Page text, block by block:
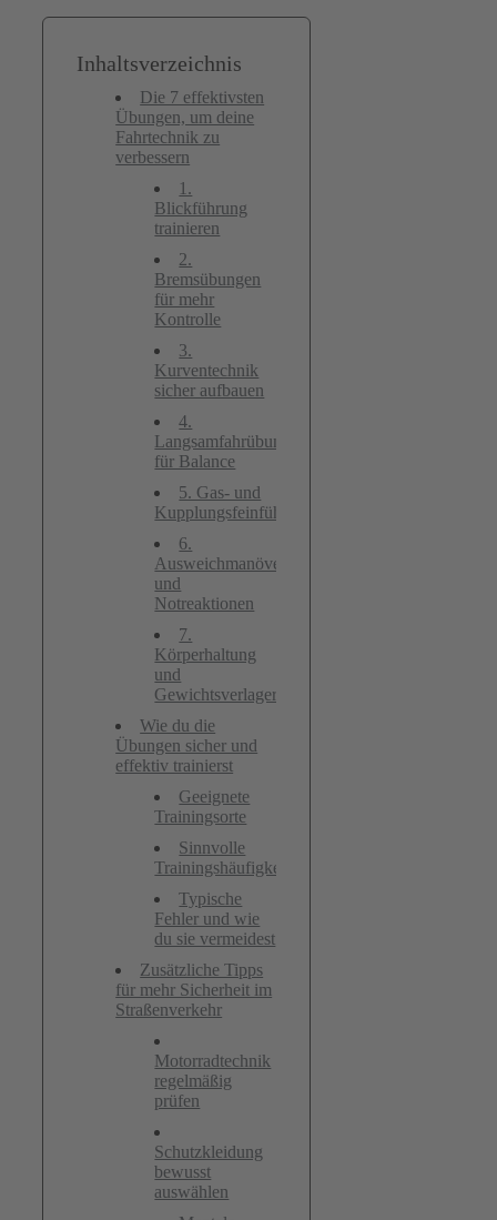
Inhaltsverzeichnis
Die 7 effektivsten
Übungen, um deine
Fahrtechnik zu
verbessern
1.
Blickführung
trainieren
2.
Bremsübungen
für mehr
Kontrolle
3.
Kurventechnik
sicher aufbauen
4.
Langsamfahrübungen
für Balance
5. Gas- und
Kupplungsfeinfühligkeit
6.
Ausweichmanöver
und
Notreaktionen
7.
Körperhaltung
und
Gewichtsverlagerung
Wie du die
Übungen sicher und
effektiv trainierst
Geeignete
Trainingsorte
Sinnvolle
Trainingshäufigkeit
Typische
Fehler und wie
du sie vermeidest
Zusätzliche Tipps
für mehr Sicherheit im
Straßenverkehr
Motorradtechnik
regelmäßig
prüfen
Schutzkleidung
bewusst
auswählen